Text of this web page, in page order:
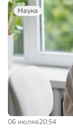
Наука
06 июляв20:54